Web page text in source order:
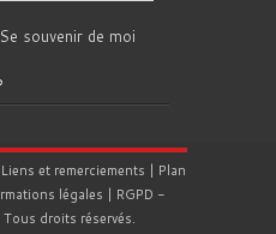
Se souvenir de moi
Liens et remerciements | Plan
légales | RGPD -
droits réservés.